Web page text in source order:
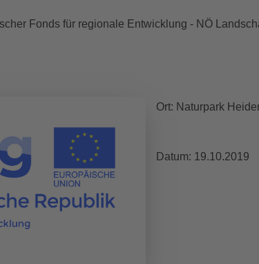
Fonds für regionale Entwicklung - NÖ
Ort: Naturpark
Datum: 19.10.2019